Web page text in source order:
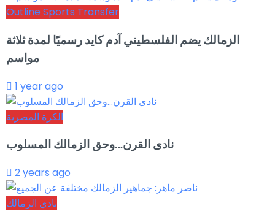
Outline Sports Transfer
الزمالك يضم الفلسطيني آدم كايد رسميًا لمدة ثلاثة
مواسم
1 year ago
الكرة المصرية
نادى القرن…وحق الزمالك المسلوب
2 years ago
نادي الزمالك